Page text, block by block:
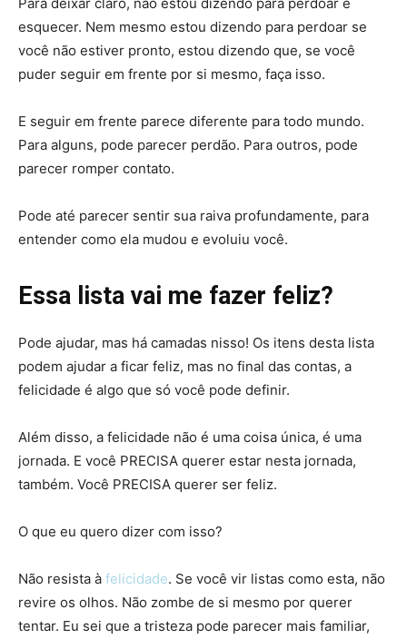
esquecer. Nem mesmo estou dizendo para perdoar se
você não estiver pronto, estou dizendo que, se você
puder seguir em frente por si mesmo, faça isso.
E seguir em frente parece diferente para todo mundo.
Para alguns, pode parecer perdão. Para outros, pode
parecer romper contato.
Pode até parecer sentir sua raiva profundamente, para
entender como ela mudou e evoluiu você.
Essa lista vai me fazer feliz?
Pode ajudar, mas há camadas nisso! Os itens desta lista
podem ajudar a ficar feliz, mas no final das contas, a
felicidade é algo que só você pode definir.
Além disso, a felicidade não é uma coisa única, é uma
jornada. E você PRECISA querer estar nesta jornada,
também. Você PRECISA querer ser feliz.
O que eu quero dizer com isso?
Não resista à felicidade. Se você vir listas como esta, não
revire os olhos. Não zombe de si mesmo por querer
tentar. Eu sei que a tristeza pode parecer mais familiar,